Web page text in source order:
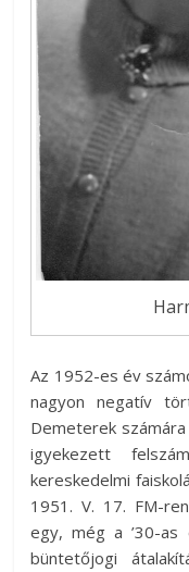
Az 1952-es év
nagyon negatív
Demeterek
igyekezett
kereskedelmi
1951. V. 17. FM-
egy, még a ’30-as
büntetőjogi